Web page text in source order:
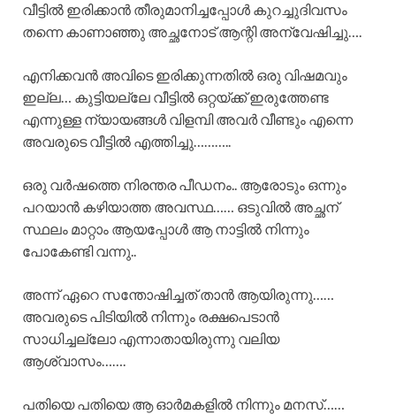
വീട്ടിൽ ഇരിക്കാൻ തീരുമാനിച്ചപ്പോൾ കുറച്ചുദിവസം
തന്നെ കാണാഞ്ഞു അച്ഛനോട് ആന്റി അന്വേഷിച്ചു….
എനിക്കവൻ അവിടെ ഇരിക്കുന്നതിൽ ഒരു വിഷമവും
ഇല്ല… കുട്ടിയല്ലേ വീട്ടിൽ ഒറ്റയ്ക്ക് ഇരുത്തേണ്ട
എന്നുള്ള ന്യായങ്ങൾ വിളമ്പി അവർ വീണ്ടും എന്നെ
അവരുടെ വീട്ടിൽ എത്തിച്ചു………..
ഒരു വർഷത്തെ നിരന്തര പീഡനം.. ആരോടും ഒന്നും
പറയാൻ കഴിയാത്ത അവസ്ഥ…… ഒടുവിൽ അച്ഛന്
സ്ഥലം മാറ്റാം ആയപ്പോൾ ആ നാട്ടിൽ നിന്നും
പോകേണ്ടി വന്നു..
അന്ന് ഏറെ സന്തോഷിച്ചത് താൻ ആയിരുന്നു……
അവരുടെ പിടിയിൽ നിന്നും രക്ഷപെടാൻ
സാധിച്ചല്ലോ എന്നാതായിരുന്നു വലിയ
ആശ്വാസം…….
പതിയെ പതിയെ ആ ഓർമകളിൽ നിന്നും മനസ്……